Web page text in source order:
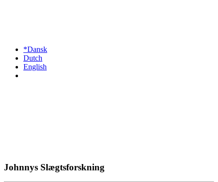
*Dansk
Dutch
English
Johnnys Slægtsforskning